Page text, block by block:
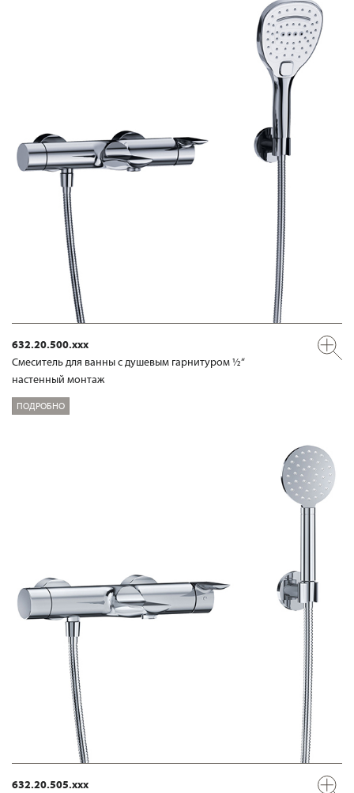
632.20.500.xxx
Смеситель для ванны с душевым гарнитуром ½“
настенный монтаж
ПОДРОБНО
632.20.505.xxx